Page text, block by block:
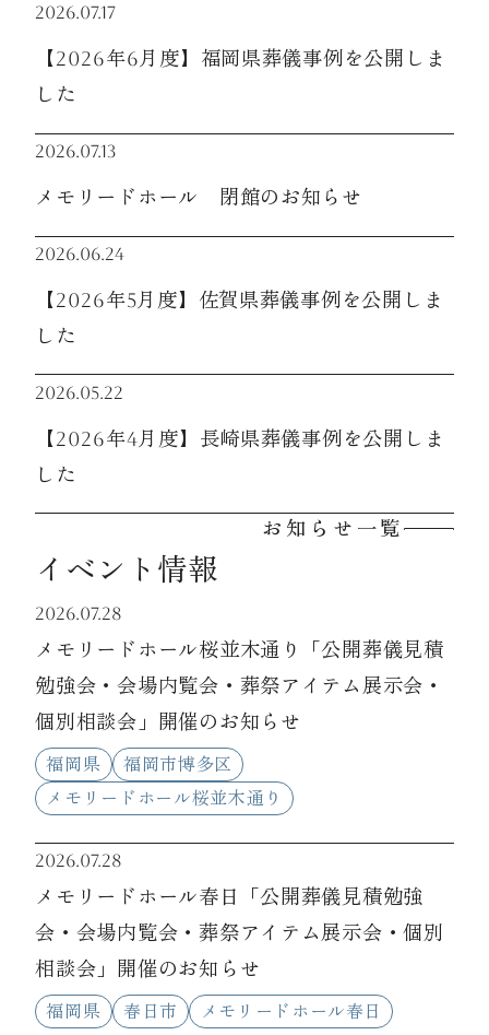
2026.07.17
【2026年6月度】福岡県葬儀事例を公開しま
した
2026.07.13
メモリードホール 閉館のお知らせ
2026.06.24
【2026年5月度】佐賀県葬儀事例を公開しま
した
2026.05.22
【2026年4月度】長崎県葬儀事例を公開しま
した
お知らせ一覧
イベント情報
2026.07.28
メモリードホール桜並木通り「公開葬儀見積
勉強会・会場内覧会・葬祭アイテム展示会・
個別相談会」開催のお知らせ
福岡県
福岡市博多区
メモリードホール桜並木通り
2026.07.28
メモリードホール春日「公開葬儀見積勉強
会・会場内覧会・葬祭アイテム展示会・個別
相談会」開催のお知らせ
福岡県 春日市 メモリードホール春日